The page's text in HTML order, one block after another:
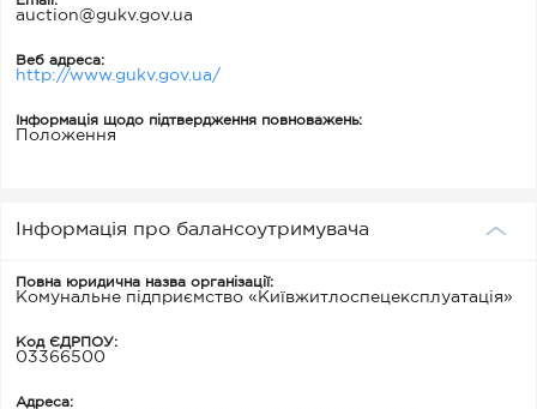
auction@gukv.gov.ua
Веб адреса:
http://www.gukv.gov.ua/
Інформація щодо підтвердження повноважень:
Положення
Інформація про балансоутримувача
Повна юридична назва організації:
Комунальне підприємство «Київжитлоспецексплуатація»
Код ЄДРПОУ:
03366500
Адреса: